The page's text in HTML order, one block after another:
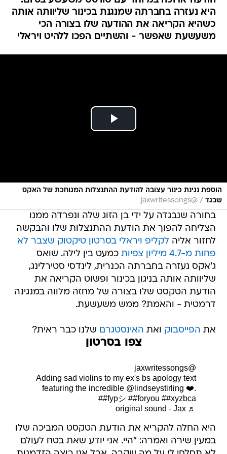
היא נעזרה בחברתה שמנגנת בכינור שליוותה אותה
כשהיא הקריאה את ההודעה שלו בצורה הכי
משעשעת שאפשר - והשתיים הפכו ללהיט ויראלי
הוספת נגינת כינור עצובה להודעת ההתנצלות המגוחכת של האקס
שבגד /
@jaxwritessongs
בחורה שנבגדה על ידי בן הזוג שלה ונפרדה ממנו
הצליחה להפוך את הודעת ההתנצלות שלו והבקשה
לחזור אליהלקליפ ויראלי בסרטון טיקטוק שצבר לא
פחות מ-4.7 מיליון צפיות
כמעט בין לילה. שואס
ג'אקס נעזרה בחברתה הכנרית, לינדסי סטירלינג,
שליוותה אותה בניגון בכינור ופשוט הקריאה את
הודעת הטקסט שלו בצורה של מחזה מלווה במנגינה
דרמטית - והאמת? ממש משעשעת.
את הפייסבוק ואת האינסטגרם שלנו כבר ראית?
צפו בסרטון
@jaxwritessongs
Adding sad violins to my ex's bs apology text
featuring the incredible @lindseystirling ❤️.
##fypシ ##foryou ##xyzbca
♬ original sound - Jax
היא החלה להקריא את הודעת הטקסט המביכה שלו
במעין שירה ואמרה: "היי. אני יודע שאת בטח לעולם